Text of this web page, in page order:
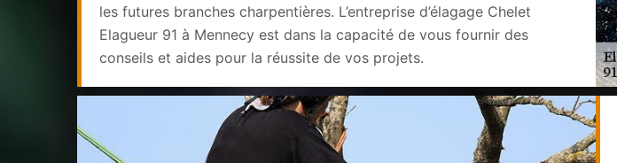
les futures branches charpentières. L’entreprise d’élagage Chelet
Elagueur 91 à Mennecy est dans la capacité de vous fournir des
conseils et aides pour la réussite de vos projets.